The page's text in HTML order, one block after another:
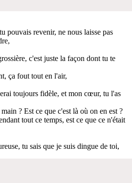
pouvais revenir, ne nous laisse pas
c'est juste la façon dont tu te
ça fout tout en l'air,
toujours fidèle, et mon cœur, tu l'as
? Est ce que c'est là où on en est ?
tout ce temps, est ce que ce n'était
tu sais que je suis dingue de toi,